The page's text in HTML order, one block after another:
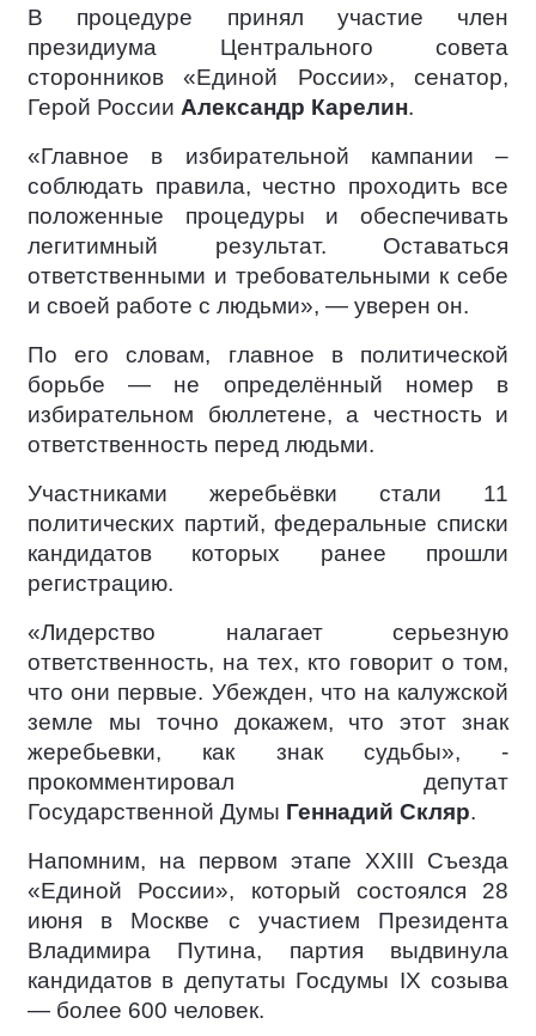
В процедуре принял участие член
президиума Центрального совета
сторонников «Единой России», сенатор,
Герой России Александр Карелин.
«Главное в избирательной кампании –
соблюдать правила, честно проходить все
положенные процедуры и обеспечивать
легитимный результат. Оставаться
ответственными и требовательными к себе
и своей работе с людьми», — уверен он.
По его словам, главное в политической
борьбе — не определённый номер в
избирательном бюллетене, а честность и
ответственность перед людьми.
Участниками жеребьёвки стали 11
политических партий, федеральные списки
кандидатов которых ранее прошли
регистрацию.
«Лидерство налагает серьезную
ответственность, на тех, кто говорит о том,
что они первые. Убежден, что на калужской
земле мы точно докажем, что этот знак
жеребьевки, как знак судьбы», -
прокомментировал депутат
Государственной Думы Геннадий Скляр.
Напомним, на первом этапе XXIII Съезда
«Единой России», который состоялся 28
июня в Москве с участием Президента
Владимира Путина, партия выдвинула
кандидатов в депутаты Госдумы IX созыва
— более 600 человек.